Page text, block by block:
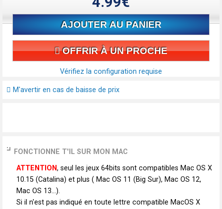
AJOUTER AU PANIER
OFFRIR À UN PROCHE
Vérifiez la configuration requise
M'avertir en cas de baisse de prix
FONCTIONNE T'IL SUR MON MAC
ATTENTION, seul les jeux 64bits sont compatibles Mac OS X
10.15 (Catalina) et plus ( Mac OS 11 (Big Sur), Mac OS 12,
Mac OS 13...).
Si il n'est pas indiqué en toute lettre compatible MacOS X